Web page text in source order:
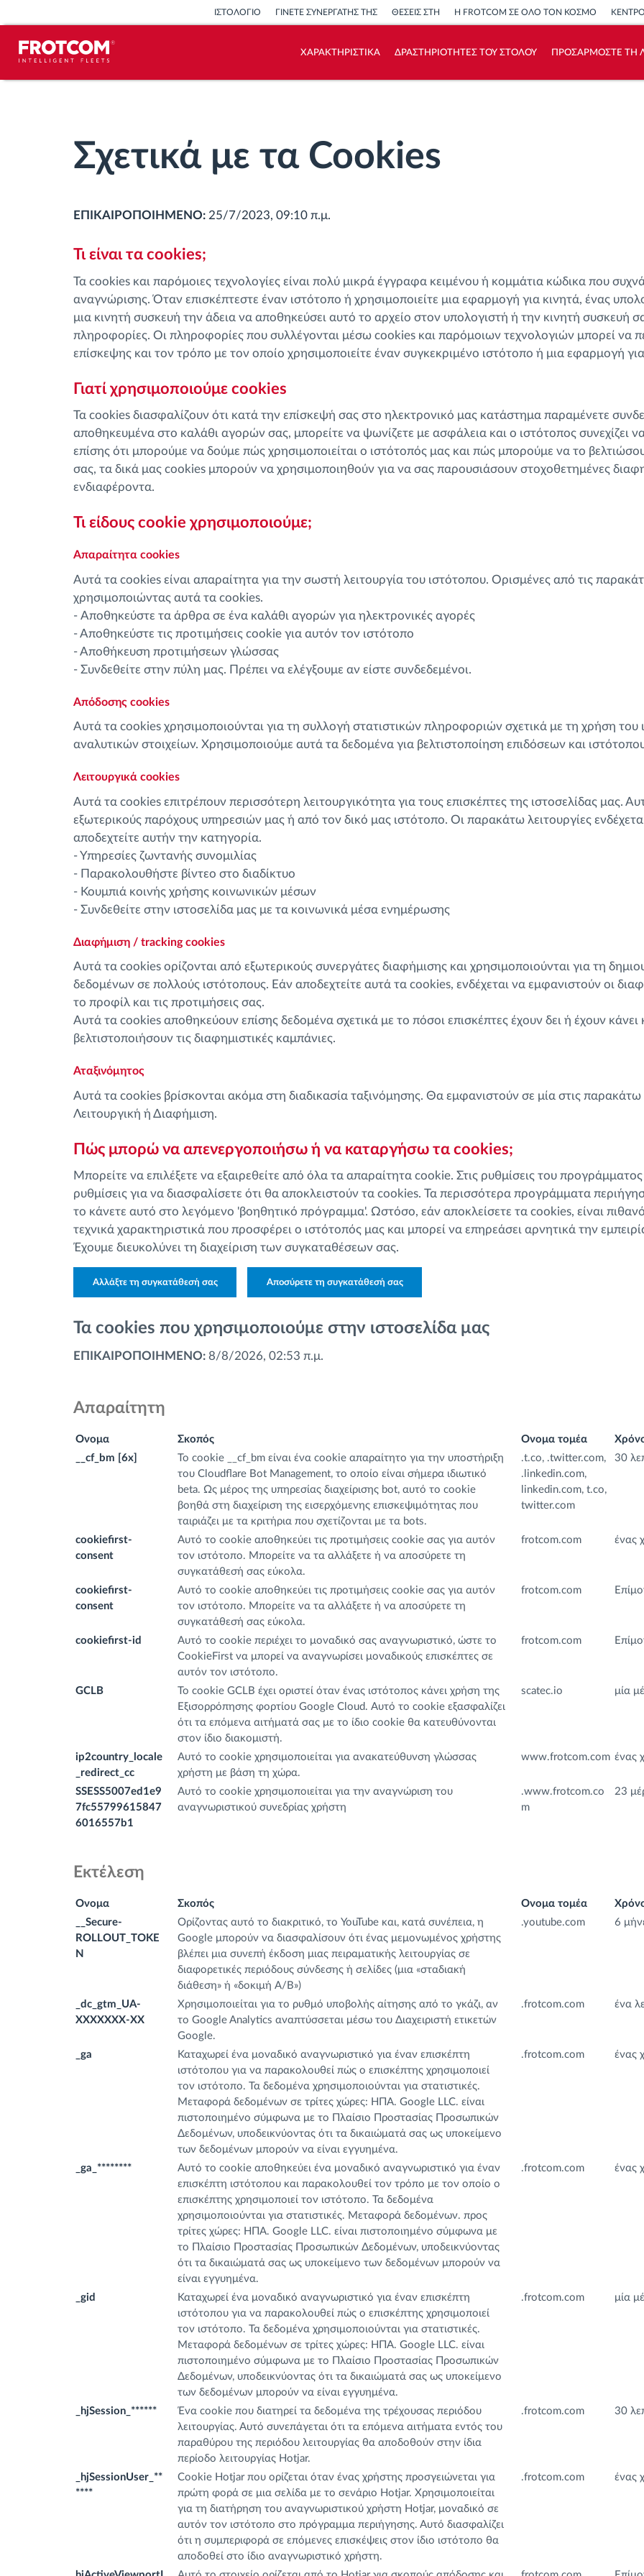
ΙΣΤΟΛΟΓΙΟ ΓΙΝΕΤΕ ΣΥΝΕΡΓΑΤΗΣ ΤΗΣ ΘΕΣΕΙΣ ΣΤΗ Η FROTCOM ΣΕ ΟΛΟ ΤΟΝ ΚΟΣΜΟ
ΧΑΡΑΚΤΗΡΙΣΤΙΚΑ ΔΡΑΣΤΗΡΙΟΤΗΤΕΣ ΤΟΥ ΣΤΟΛΟΥ ΠΡΟΣΑΡΜΟΣΤΕ ΤΗ
Ανάλυση οδηγικής συμπεριφοράς
οδήγησης
Διαχείριση εργατικού δυναμικού
Λήψη ταχογράφου από απόσταση
Έλεγχος πρόσβασης
Διαχείριση καυσίμου
Σχεδιασμός και παρακολούθηση
διαδρομής
Αυτόματη αναγνώριση οδηγού
Ανακαλύψτε όλα τα χαρακτηριστικά
Υπολογιστής εξοικονόμησης
Σχετικά με τα Cookies
ΕΠΙΚΑΙΡΟΠΟΙΗΜΕΝΟ: 25/7/2023, 09:10 π.μ.
Τι είναι τα cookies;
Τα cookies και παρόμοιες τεχνολογίες είναι πολύ μικρά έγγραφα κειμένου ή κομμάτια κώδικα που
αναγνώρισης. Όταν επισκέπτεστε έναν ιστότοπο ή χρησιμοποιείτε μια εφαρμογή για κινητά, ένας
μια κινητή συσκευή την άδεια να αποθηκεύσει αυτό το αρχείο στον υπολογιστή ή την κινητή συσκευή
πληροφορίες. Οι πληροφορίες που συλλέγονται μέσω cookies και παρόμοιων τεχνολογιών μπορεί να
επίσκεψης και τον τρόπο με τον οποίο χρησιμοποιείτε έναν συγκεκριμένο ιστότοπο ή μια εφαρμογή
Γιατί χρησιμοποιούμε cookies
Τα cookies διασφαλίζουν ότι κατά την επίσκεψή σας στο ηλεκτρονικό μας κατάστημα παραμένετε
αποθηκευμένα στο καλάθι αγορών σας, μπορείτε να ψωνίζετε με ασφάλεια και ο ιστότοπος συνεχίζει
επίσης ότι μπορούμε να δούμε πώς χρησιμοποιείται ο ιστότοπός μας και πώς μπορούμε να το
σας, τα δικά μας cookies μπορούν να χρησιμοποιηθούν για να σας παρουσιάσουν στοχοθετημένες
ενδιαφέροντα.
Τι είδους cookie χρησιμοποιούμε;
Απαραίτητα cookies
Αυτά τα cookies είναι απαραίτητα για την σωστή λειτουργία του ιστότοπου. Ορισμένες από τις
χρησιμοποιώντας αυτά τα cookies.
- Αποθηκεύστε τα άρθρα σε ένα καλάθι αγορών για ηλεκτρονικές αγορές
- Αποθηκεύστε τις προτιμήσεις cookie για αυτόν τον ιστότοπο
- Αποθήκευση προτιμήσεων γλώσσας
- Συνδεθείτε στην πύλη μας. Πρέπει να ελέγξουμε αν είστε συνδεδεμένοι.
Aπόδοσης cookies
Αυτά τα cookies χρησιμοποιούνται για τη συλλογή στατιστικών πληροφοριών σχετικά με τη χρήση
αναλυτικών στοιχείων. Χρησιμοποιούμε αυτά τα δεδομένα για βελτιστοποίηση επιδόσεων και
Λειτουργικά cookies
Αυτά τα cookies επιτρέπουν περισσότερη λειτουργικότητα για τους επισκέπτες της ιστοσελίδας μας.
εξωτερικούς παρόχους υπηρεσιών μας ή από τον δικό μας ιστότοπο. Οι παρακάτω λειτουργίες
αποδεχτείτε αυτήν την κατηγορία.
- Υπηρεσίες ζωντανής συνομιλίας
- Παρακολουθήστε βίντεο στο διαδίκτυο
- Κουμπιά κοινής χρήσης κοινωνικών μέσων
- Συνδεθείτε στην ιστοσελίδα μας με τα κοινωνικά μέσα ενημέρωσης
Διαφήμιση / tracking cookies
Αυτά τα cookies ορίζονται από εξωτερικούς συνεργάτες διαφήμισης και χρησιμοποιούνται για τη
δεδομένων σε πολλούς ιστότοπους. Εάν αποδεχτείτε αυτά τα cookies, ενδέχεται να εμφανιστούν οι
το προφίλ και τις προτιμήσεις σας.
Αυτά τα cookies αποθηκεύουν επίσης δεδομένα σχετικά με το πόσοι επισκέπτες έχουν δει ή έχουν κάνει
βελτιστοποιήσουν τις διαφημιστικές καμπάνιες.
Αταξινόμητος
Αυτά τα cookies βρίσκονται ακόμα στη διαδικασία ταξινόμησης. Θα εμφανιστούν σε μία στις
Λειτουργική ή Διαφήμιση.
Πώς μπορώ να απενεργοποιήσω ή να καταργήσω τα cookies;
Μπορείτε να επιλέξετε να εξαιρεθείτε από όλα τα απαραίτητα cookie. Στις ρυθμίσεις του
ρυθμίσεις για να διασφαλίσετε ότι θα αποκλειστούν τα cookies. Τα περισσότερα προγράμματα
το κάνετε αυτό στο λεγόμενο 'βοηθητικό πρόγραμμα'. Ωστόσο, εάν αποκλείσετε τα cookies, είναι
τεχνικά χαρακτηριστικά που προσφέρει ο ιστότοπός μας και μπορεί να επηρεάσει αρνητικά την
Έχουμε διευκολύνει τη διαχείριση των συγκαταθέσεων σας.
Αλλάξτε τη συγκατάθεσή σας Αποσύρετε τη συγκατάθεσή σας
Τα cookies που χρησιμοποιούμε στην ιστοσελίδα μας
ΕΠΙΚΑΙΡΟΠΟΙΗΜΕΝΟ: 8/8/2026, 02:53 π.μ.
Απαραίτητη
Ονομα Σκοπός Ονομα τομέα
__cf_bm [6x]
Το cookie __cf_bm είναι ένα cookie απαραίτητο για την υποστήριξη
του Cloudflare Bot Management, το οποίο είναι σήμερα ιδιωτικό
beta. Ως μέρος της υπηρεσίας διαχείρισης bot, αυτό το cookie
βοηθά στη διαχείριση της εισερχόμενης επισκεψιμότητας που
ταιριάζει με τα κριτήρια που σχετίζονται με τα bots.
.t.co, .twitter.com,
.linkedin.com,
linkedin.com, t.co,
twitter.com
30
cookiefirst-
consent
Αυτό το cookie αποθηκεύει τις προτιμήσεις cookie σας για αυτόν
τον ιστότοπο. Μπορείτε να τα αλλάξετε ή να αποσύρετε τη
συγκατάθεσή σας εύκολα.
frotcom.com ένας
cookiefirst-
consent
Αυτό το cookie αποθηκεύει τις προτιμήσεις cookie σας για αυτόν
τον ιστότοπο. Μπορείτε να τα αλλάξετε ή να αποσύρετε τη
συγκατάθεσή σας εύκολα.
frotcom.com
cookiefirst-id
Αυτό το cookie περιέχει το μοναδικό σας αναγνωριστικό, ώστε το
CookieFirst να μπορεί να αναγνωρίσει μοναδικούς επισκέπτες σε
αυτόν τον ιστότοπο.
frotcom.com
GCLB
Το cookie GCLB έχει οριστεί όταν ένας ιστότοπος κάνει χρήση της
Εξισορρόπησης φορτίου Google Cloud. Αυτό το cookie εξασφαλίζει
ότι τα επόμενα αιτήματά σας με το ίδιο cookie θα κατευθύνονται
στον ίδιο διακομιστή.
scatec.io μία
ip2country_locale
_redirect_cc
Αυτό το cookie χρησιμοποιείται για ανακατεύθυνση γλώσσας
χρήστη με βάση τη χώρα.
www.frotcom.com ένας
SSESS5007ed1e9
7fc55799615847
6016557b1
Αυτό το cookie χρησιμοποιείται για την αναγνώριση του
αναγνωριστικού συνεδρίας χρήστη
.www.frotcom.co
m
23
Εκτέλεση
Ονομα Σκοπός Ονομα τομέα
__Secure-
ROLLOUT_TOKE
N
Ορίζοντας αυτό το διακριτικό, το YouTube και, κατά συνέπεια, η
Google μπορούν να διασφαλίσουν ότι ένας μεμονωμένος χρήστης
βλέπει μια συνεπή έκδοση μιας πειραματικής λειτουργίας σε
διαφορετικές περιόδους σύνδεσης ή σελίδες (μια «σταδιακή
διάθεση» ή «δοκιμή A/B»)
.youtube.com 6
_dc_gtm_UA-
XXXXXXX-XX
Χρησιμοποιείται για το ρυθμό υποβολής αίτησης από το γκάζι, αν
το Google Analytics αναπτύσσεται μέσω του Διαχειριστή ετικετών
Google.
.frotcom.com ένα
_ga
Καταχωρεί ένα μοναδικό αναγνωριστικό για έναν επισκέπτη
ιστότοπου για να παρακολουθεί πώς ο επισκέπτης χρησιμοποιεί
τον ιστότοπο. Τα δεδομένα χρησιμοποιούνται για στατιστικές.
Μεταφορά δεδομένων σε τρίτες χώρες: ΗΠΑ. Google LLC. είναι
πιστοποιημένο σύμφωνα με το Πλαίσιο Προστασίας Προσωπικών
Δεδομένων, υποδεικνύοντας ότι τα δικαιώματά σας ως υποκείμενο
των δεδομένων μπορούν να είναι εγγυημένα.
.frotcom.com ένας
_ga_********
Αυτό το cookie αποθηκεύει ένα μοναδικό αναγνωριστικό για έναν
επισκέπτη ιστότοπου και παρακολουθεί τον τρόπο με τον οποίο ο
επισκέπτης χρησιμοποιεί τον ιστότοπο. Τα δεδομένα
χρησιμοποιούνται για στατιστικές. Μεταφορά δεδομένων. προς
τρίτες χώρες: ΗΠΑ. Google LLC. είναι πιστοποιημένο σύμφωνα με
το Πλαίσιο Προστασίας Προσωπικών Δεδομένων, υποδεικνύοντας
ότι τα δικαιώματά σας ως υποκείμενο των δεδομένων μπορούν να
είναι εγγυημένα.
.frotcom.com ένας
_gid
Καταχωρεί ένα μοναδικό αναγνωριστικό για έναν επισκέπτη
ιστότοπου για να παρακολουθεί πώς ο επισκέπτης χρησιμοποιεί
τον ιστότοπο. Τα δεδομένα χρησιμοποιούνται για στατιστικές.
Μεταφορά δεδομένων σε τρίτες χώρες: ΗΠΑ. Google LLC. είναι
πιστοποιημένο σύμφωνα με το Πλαίσιο Προστασίας Προσωπικών
Δεδομένων, υποδεικνύοντας ότι τα δικαιώματά σας ως υποκείμενο
των δεδομένων μπορούν να είναι εγγυημένα.
.frotcom.com μία
_hjSession_******
Ένα cookie που διατηρεί τα δεδομένα της τρέχουσας περιόδου
λειτουργίας. Αυτό συνεπάγεται ότι τα επόμενα αιτήματα εντός του
παραθύρου της περιόδου λειτουργίας θα αποδοθούν στην ίδια
περίοδο λειτουργίας Hotjar.
.frotcom.com 30
_hjSessionUser_**
****
Cookie Hotjar που ορίζεται όταν ένας χρήστης προσγειώνεται για
πρώτη φορά σε μια σελίδα με το σενάριο Hotjar. Χρησιμοποιείται
για τη διατήρηση του αναγνωριστικού χρήστη Hotjar, μοναδικό σε
αυτόν τον ιστότοπο στο πρόγραμμα περιήγησης. Αυτό διασφαλίζει
ότι η συμπεριφορά σε επόμενες επισκέψεις στον ίδιο ιστότοπο θα
αποδοθεί στο ίδιο αναγνωριστικό χρήστη.
.frotcom.com ένας